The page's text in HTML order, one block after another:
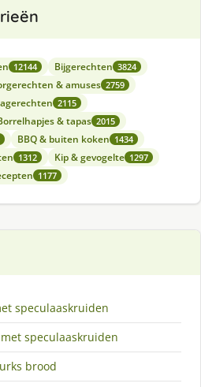
12144 Bijgerechten 3824
& amuses 2759
2115
& tapas 2015
BBQ & buiten koken 1434
1312 Kip & gevogelte 1297
1177
speculaaskruiden
speculaaskruiden
brood